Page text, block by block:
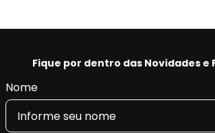
Fique por dentro das Novidades e
Nome